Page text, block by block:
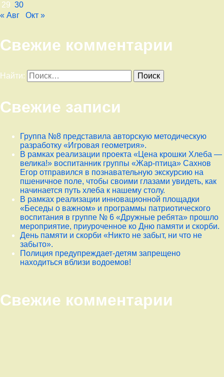
29 30
« Авг
Окт »
Свежие комментарии
Найти:
Свежие записи
Группа №8 представила авторскую методическую
разработку «Игровая геометрия».
В рамках реализации проекта «Цена крошки Хлеба —
велика!» воспитанник группы «Жар-птица» Сахнов
Егор отправился в познавательную экскурсию на
пшеничное поле, чтобы своими глазами увидеть, как
начинается путь хлеба к нашему столу.
В рамках реализации инновационной площадки
«Беседы о важном» и программы патриотического
воспитания в группе № 6 «Дружные ребята» прошло
мероприятие, приуроченное ко Дню памяти и скорби.
День памяти и скорби «Никто не забыт, ни что не
забыто».
Полиция предупреждает-детям запрещено
находиться вблизи водоемов!
Свежие комментарии